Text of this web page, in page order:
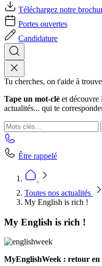
Téléchargez notre
Portes ouvertes
Candidature
Tu cherches, on t'aide à
Tape un mot-clé et découvre
actualités... qui te
Être rappelé
Toutes nos actualités
My English is rich !
My English is rich !
MyEnglishWeek : retour en